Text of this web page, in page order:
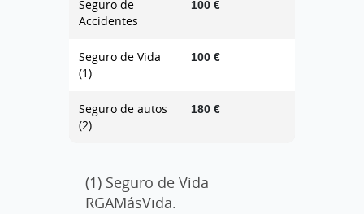
Seguro de
Accidentes
100 €
Seguro de Vida
(1)
100 €
Seguro de autos
(2)
180 €
(1) Seguro de Vida
RGAMásVida.